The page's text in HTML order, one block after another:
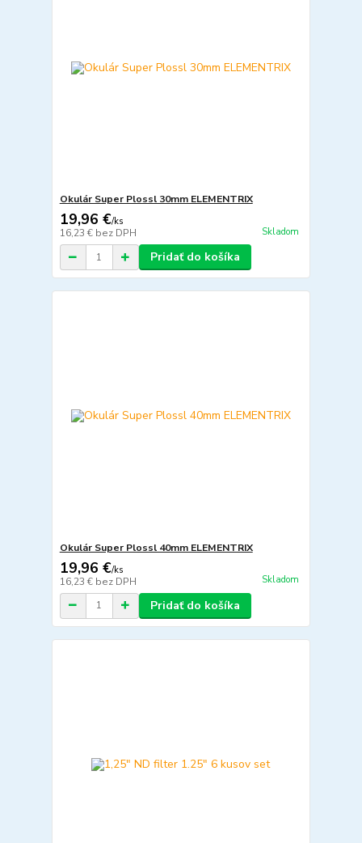
Okulár Super Plossl 30mm ELEMENTRIX
19,96 €/ks
16,23 € bez DPH Skladom
Pridať do košíka
Okulár Super Plossl 40mm ELEMENTRIX
19,96 €/ks
16,23 € bez DPH Skladom
Pridať do košíka